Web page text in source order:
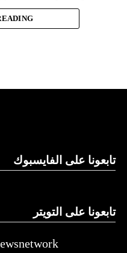
عن صاحب المركز الثاني
البطولة وخلفهما فريق مايتي
تابعونا على الفايسبوك
تابعونا على التويتر